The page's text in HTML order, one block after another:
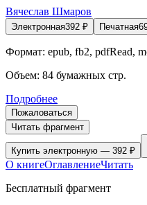
Вячеслав Шмаров
Электронная392 ₽ Печатная
Формат: epub, fb2, pdfRead,
Объем: 84 бумажных стр.
Подробнее
Пожаловаться
Читать фрагмент
Купить электронную — 392 ₽
О книгеОглавлениеЧитать
Бесплатный фрагмент